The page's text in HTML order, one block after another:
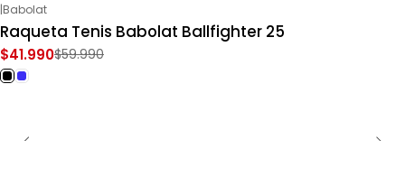
-30%OFF
|Babolat
Raqueta Tenis Babolat Ballfighter 25
$41.990$59.990